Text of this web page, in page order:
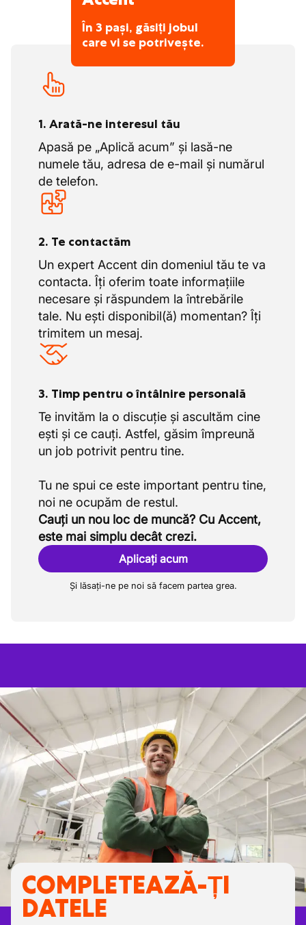
În 3 pași, găsiți jobul
care vi se potrivește.
1. Arată-ne interesul tău
Apasă pe „Aplică acum” și lasă-ne
numele tău, adresa de e-mail și numărul
de telefon.
2. Te contactăm
Un expert Accent din domeniul tău te va
contacta. Îți oferim toate informațiile
necesare și răspundem la întrebările
tale. Nu ești disponibil(ă) momentan? Îți
trimitem un mesaj.
3. Timp pentru o întâlnire personală
Te invităm la o discuție și ascultăm cine
ești și ce cauți. Astfel, găsim împreună
un job potrivit pentru tine.
Tu ne spui ce este important pentru tine,
Cauți un nou loc de muncă? Cu Accent,
este mai simplu decât crezi.
Aplicați acum
Și lăsați-ne pe noi să facem partea grea.
COMPLETEAZĂ-ȚI
DATELE